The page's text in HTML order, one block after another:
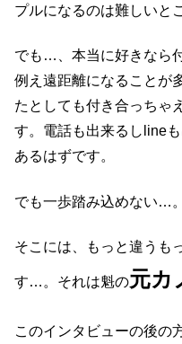
プルになるのは難しいと
でも…、本当に好きなら
例え遠距離になることが
たとしても付き合っちゃ
す。電話も出来るしline
あるはずです。
でも一歩踏み込めない…。
そこには、もっと違うも
す…。それは魁の元カ
このインタビューの後の